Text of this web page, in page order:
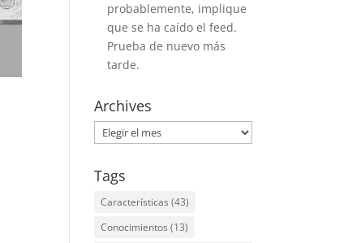
probablemente, implique
que se ha caído el feed.
Prueba de nuevo más
tarde.
Archives
Archives
Tags
Características (43)
Conocimientos (13)